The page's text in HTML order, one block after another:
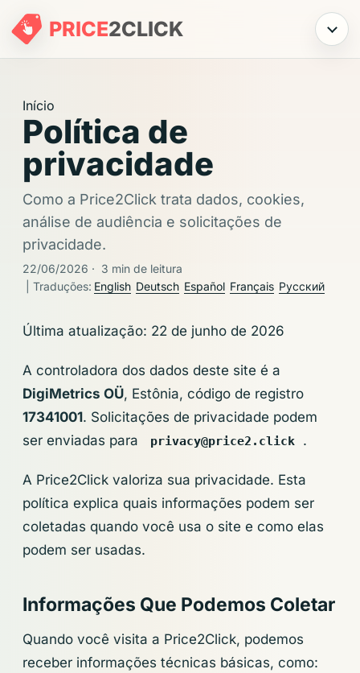
PRICE2CLICK Menu
Início
Política de
privacidade
Como a Price2Click trata dados, cookies,
análise de audiência e solicitações de
privacidade.
22/06/2026 · 3 min de leitura
| Traduções: English Deutsch Español Français Русский
Última atualização: 22 de junho de 2026
A controladora dos dados deste site é a
DigiMetrics OÜ, Estônia, código de registro
17341001. Solicitações de privacidade podem
ser enviadas para
privacy@price2.click .
A Price2Click valoriza sua privacidade. Esta
política explica quais informações podem ser
coletadas quando você usa o site e como elas
podem ser usadas.
Informações Que Podemos Coletar
Quando você visita a Price2Click, podemos
receber informações técnicas básicas, como: